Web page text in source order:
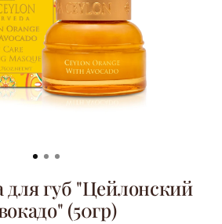
для губ "Цейлонский
(50гр)